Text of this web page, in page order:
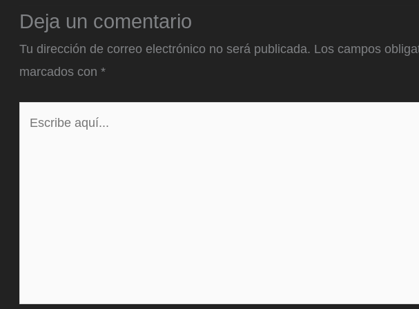
Deja un comentario
Tu dirección de correo electrónico no será publicada. Los campos
marcados con *